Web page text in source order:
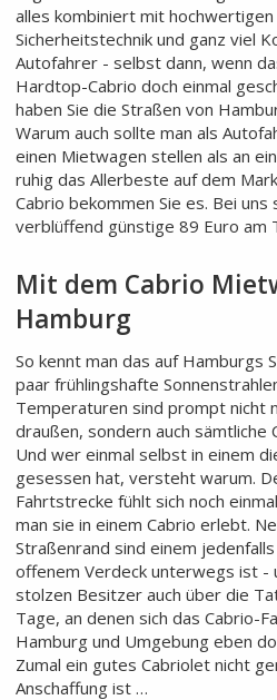
alles kombiniert mit
Sicherheitstechnik und ganz viel
Autofahrer - selbst dann, wenn
Hardtop-Cabrio doch einmal
haben Sie die Straßen von
Warum auch sollte man als
einen Mietwagen stellen als an
ruhig das Allerbeste auf dem
Cabrio bekommen Sie es. Bei uns
verblüffend günstige 89 Euro am
Mit dem Cabrio
Hamburg
So kennt man das auf Hamburgs
paar frühlingshafte
Temperaturen sind prompt nicht
draußen, sondern auch sämtliche
Und wer einmal selbst in einem
gesessen hat, versteht warum.
Fahrtstrecke fühlt sich noch
man sie in einem Cabrio erlebt.
Straßenrand sind einem
offenem Verdeck unterwegs ist -
stolzen Besitzer auch über die
Tage, an denen sich das Cabrio-
Hamburg und Umgebung eben
Zumal ein gutes Cabriolet nicht
Anschaffung ist …